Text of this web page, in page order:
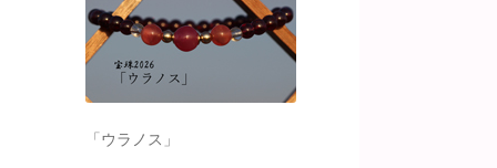
「ウラノス」